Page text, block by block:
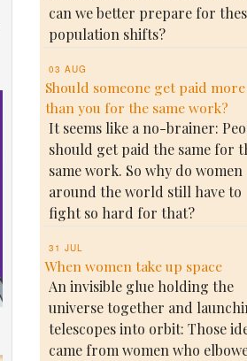
can we better prepare for
population shifts?
03 AUG
Should someone get paid more
than you for the same work?
It seems like a no-brainer:
should get paid the same for
same work. So why do women
around the world still have to
fight so hard for that?
31 JUL
When women take up space
An invisible glue holding the
universe together and
telescopes into orbit: Those
came from women who